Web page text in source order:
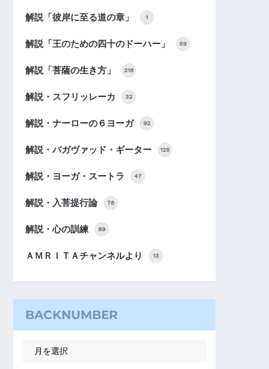
解説「彼岸に至る道の章」 1
解説「王のための四十のドーハー」 59
解説「菩薩の生き方」 218
解説・スフリッレーカ 32
解説・ナーローの６ヨーガ 92
解説・バガヴァッド・ギーター 125
解説・ヨーガ・スートラ 47
解説・入菩提行論 78
解説・心の訓練 89
ＡＭＲＩＴＡチャンネルより 13
BACKNUMBER